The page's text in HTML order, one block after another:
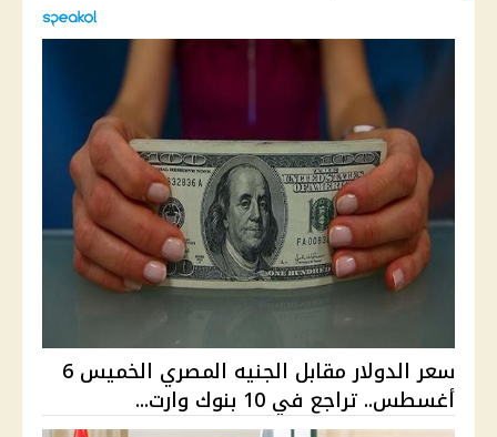
سعر الدولار مقابل الجنيه المصري الخميس 6
أغسطس.. تراجع في 10 بنوك وارت...